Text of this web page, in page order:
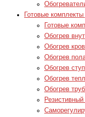
Готовые
Готовые
Обогрев
Обогрев
Обогрев
Обогрев
Обогрев
Обогрев